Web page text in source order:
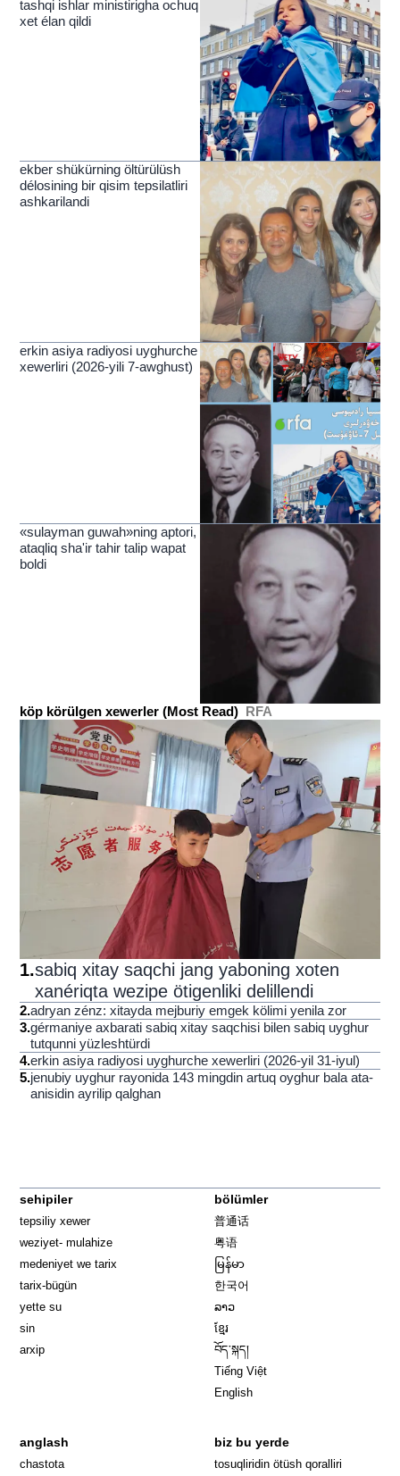
tashqi ishlar ministirigha ochuq
xet élan qildi
ekber shükürning öltürülüsh
délosining bir qisim tepsilatliri
ashkarilandi
erkin asiya radiyosi uyghurche
xewerliri (2026-yili 7-awghust)
«sulayman guwah»ning aptori,
ataqliq sha'ir tahir talip wapat
boldi
köp körülgen xewerler (Most Read) RFA
1.sabiq xitay saqchi jang yaboning xoten
xanériqta wezipe ötigenliki delillendi
2.adryan zénz: xitayda mejburiy emgek kölimi yenila zor
3.gérmaniye axbarati sabiq xitay saqchisi bilen sabiq uyghur
tutqunni yüzleshtürdi
4.erkin asiya radiyosi uyghurche xewerliri (2026-yil 31-iyul)
5.jenubiy uyghur rayonida 143 mingdin artuq oyghur bala ata-
anisidin ayrilip qalghan
sehipiler
tepsiliy xewer
weziyet- mulahize
medeniyet we tarix
tarix-bügün
yette su
sin
arxip
bölümler
普通话
粤语
မြန်မာ
한국어
ລາວ
ខ្មែរ
བོད་སྐད།
Tiếng Việt
English
anglash
chastota
biz bu yerde
tosuqliridin ötüsh qoralliri